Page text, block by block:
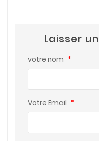
Laisser
votre nom *
Votre Email *